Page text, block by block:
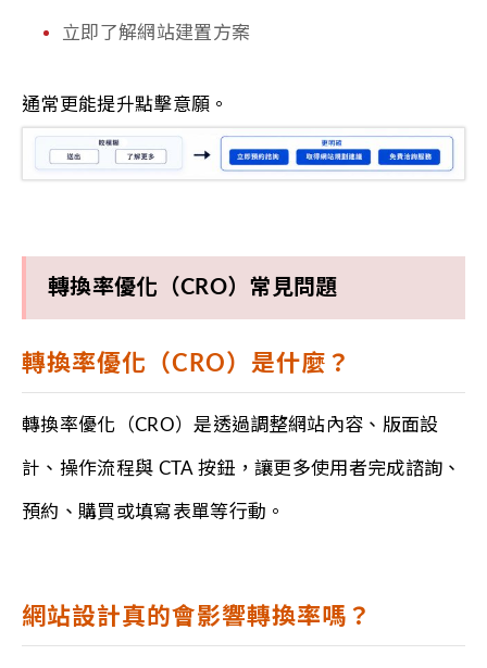
立即了解網站建置方案
通常更能提升點擊意願。
轉換率優化（CRO）常見問題
轉換率優化（CRO）是什麼？
轉換率優化（CRO）是透過調整網站內容、版面設
計、操作流程與 CTA 按鈕，讓更多使用者完成諮詢、
預約、購買或填寫表單等行動。
網站設計真的會影響轉換率嗎？